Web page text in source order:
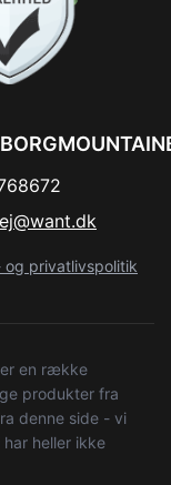
og privatlivspolitik
en række
produkter fra
denne side - vi
heller ikke